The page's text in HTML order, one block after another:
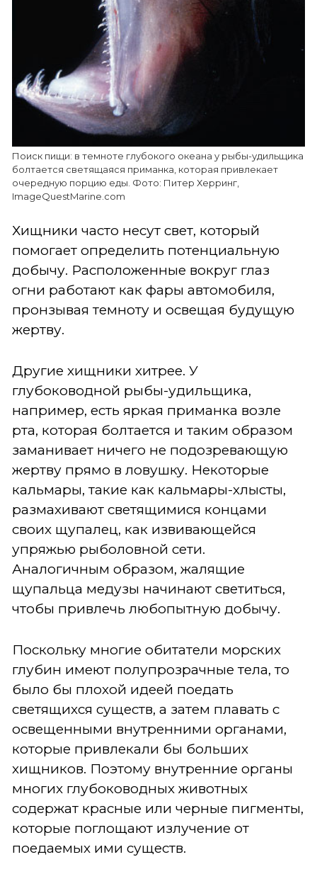
Поиск пищи: в темноте глубокого океана у рыбы-удильщика
болтается светящаяся приманка, которая привлекает
очередную порцию еды. Фото: Питер Херринг,
ImageQuestMarine.com
Хищники часто несут свет, который
помогает определить потенциальную
добычу. Расположенные вокруг глаз
огни работают как фары автомобиля,
пронзывая темноту и освещая будущую
жертву.
Другие хищники хитрее. У
глубоководной рыбы-удильщика,
например, есть яркая приманка возле
рта, которая болтается и таким образом
заманивает ничего не подозревающую
жертву прямо в ловушку. Некоторые
кальмары, такие как кальмары-хлысты,
размахивают светящимися концами
своих щупалец, как извивающейся
упряжью рыболовной сети.
Аналогичным образом, жалящие
щупальца медузы начинают светиться,
чтобы привлечь любопытную добычу.
Поскольку многие обитатели морских
глубин имеют полупрозрачные тела, то
было бы плохой идеей поедать
светящихся существ, а затем плавать с
освещенными внутренними органами,
которые привлекали бы больших
хищников. Поэтому внутренние органы
многих глубоководных животных
содержат красные или черные пигменты,
которые поглощают излучение от
поедаемых ими существ.